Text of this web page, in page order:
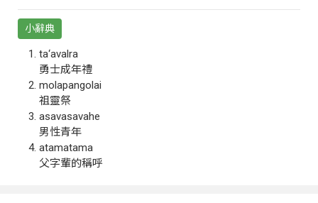
小辭典
ta‘avalra
勇士成年禮
molapangolai
祖靈祭
asavasavahe
男性青年
atamatama
父字輩的稱呼